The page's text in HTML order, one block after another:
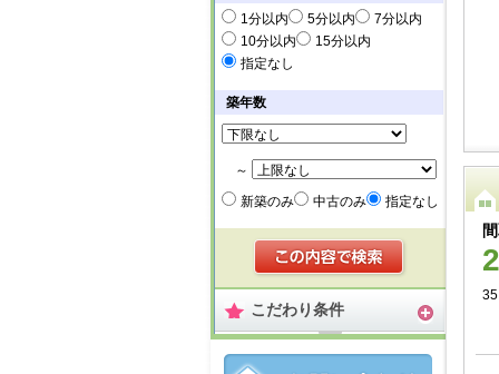
1分以内
5分以内
7分以内
10分以内
15分以内
指定なし
築年数
～
新築のみ
中古のみ 指定なし
こだわり条件